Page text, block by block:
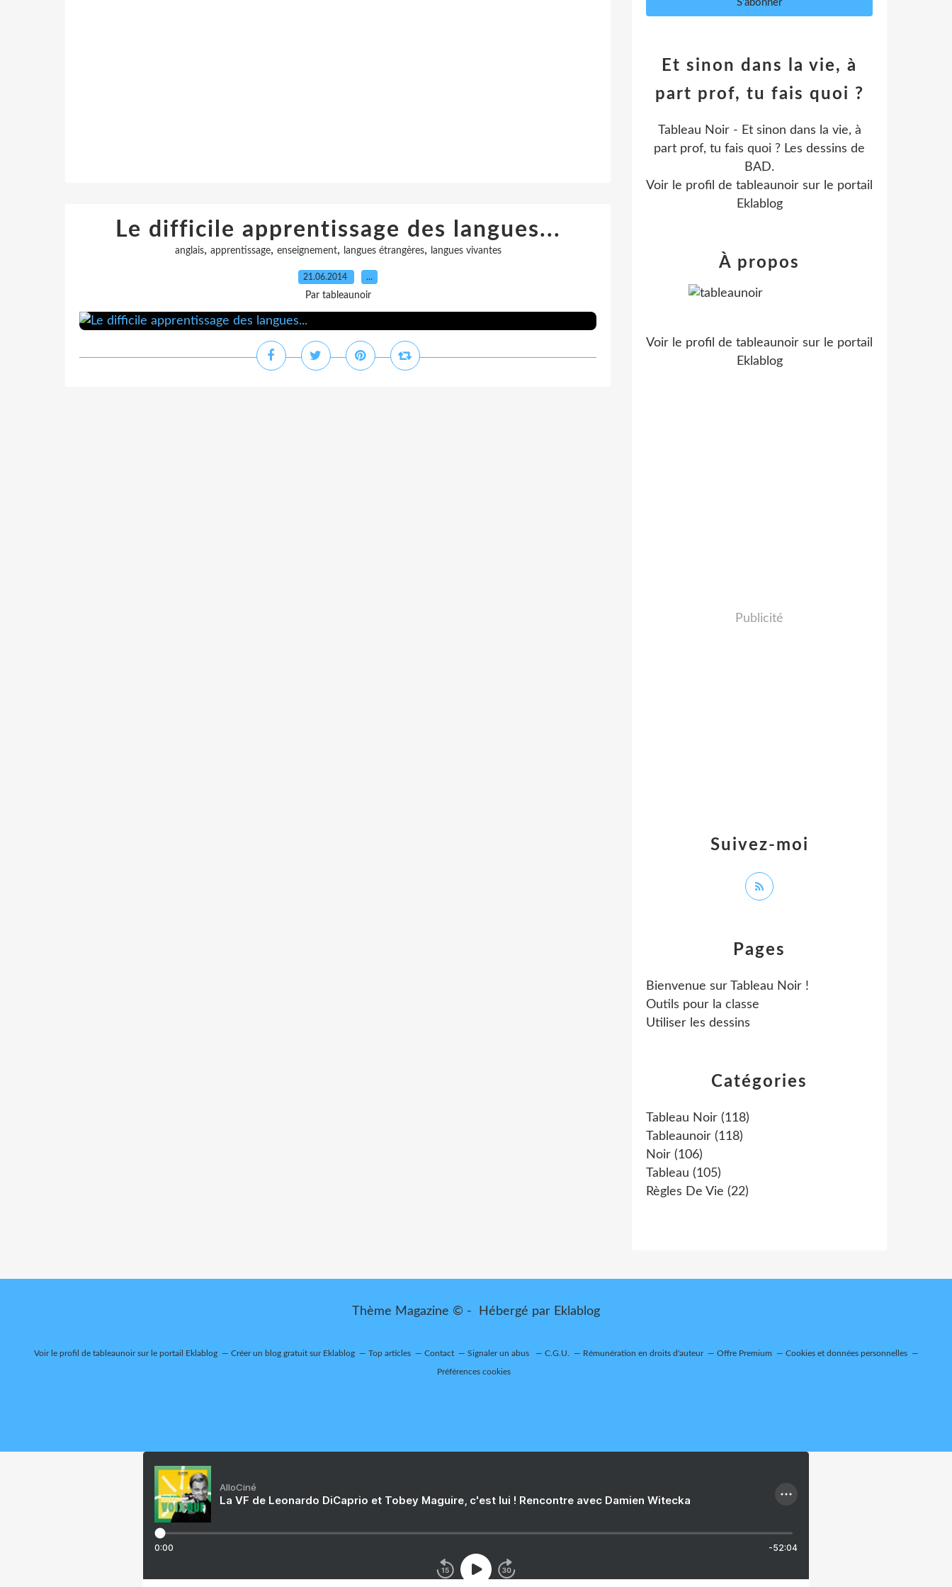
Le difficile apprentissage des langues...
anglais, apprentissage, enseignement, langues étrangères, langues vivantes
21.06.2014 …
Par tableaunoir
Catégories
Tableau Noir (118)
Tableaunoir (118)
Noir (106)
Tableau (105)
Règles De Vie (22)
Pages
Bienvenue sur Tableau Noir !
Outils pour la classe
Utiliser les dessins
Et sinon dans la vie, à
part prof, tu fais quoi ?
Tableau Noir - Et sinon dans la vie, à
part prof, tu fais quoi ? Les dessins de
BAD.
Voir le profil de tableaunoir sur le portail
Eklablog
Suivez-moi
À propos
Voir le profil de tableaunoir sur le portail
Eklablog
Publicité
Thème Magazine © - Hébergé par Eklablog
Voir le profil de tableaunoirsur le portail Eklablog Créer un blog gratuit sur Eklablog Top articles Contact Signaler un abus C.G.U. Rémunération en droits d'auteur Offre Premium Cookies et données personnelles
Préférences cookies
AlloCiné
La VF de Leonardo DiCaprio et Tobey Maguire, c'est lui ! Rencontre avec Damien Witecka
0:00 -52:04